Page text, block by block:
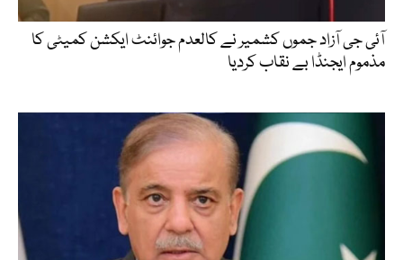
آئی جی آزاد جموں کشمیر نے کالعدم جوائنٹ ایکشن کمیٹی کا
مذموم ایجنڈا بے نقاب کردیا